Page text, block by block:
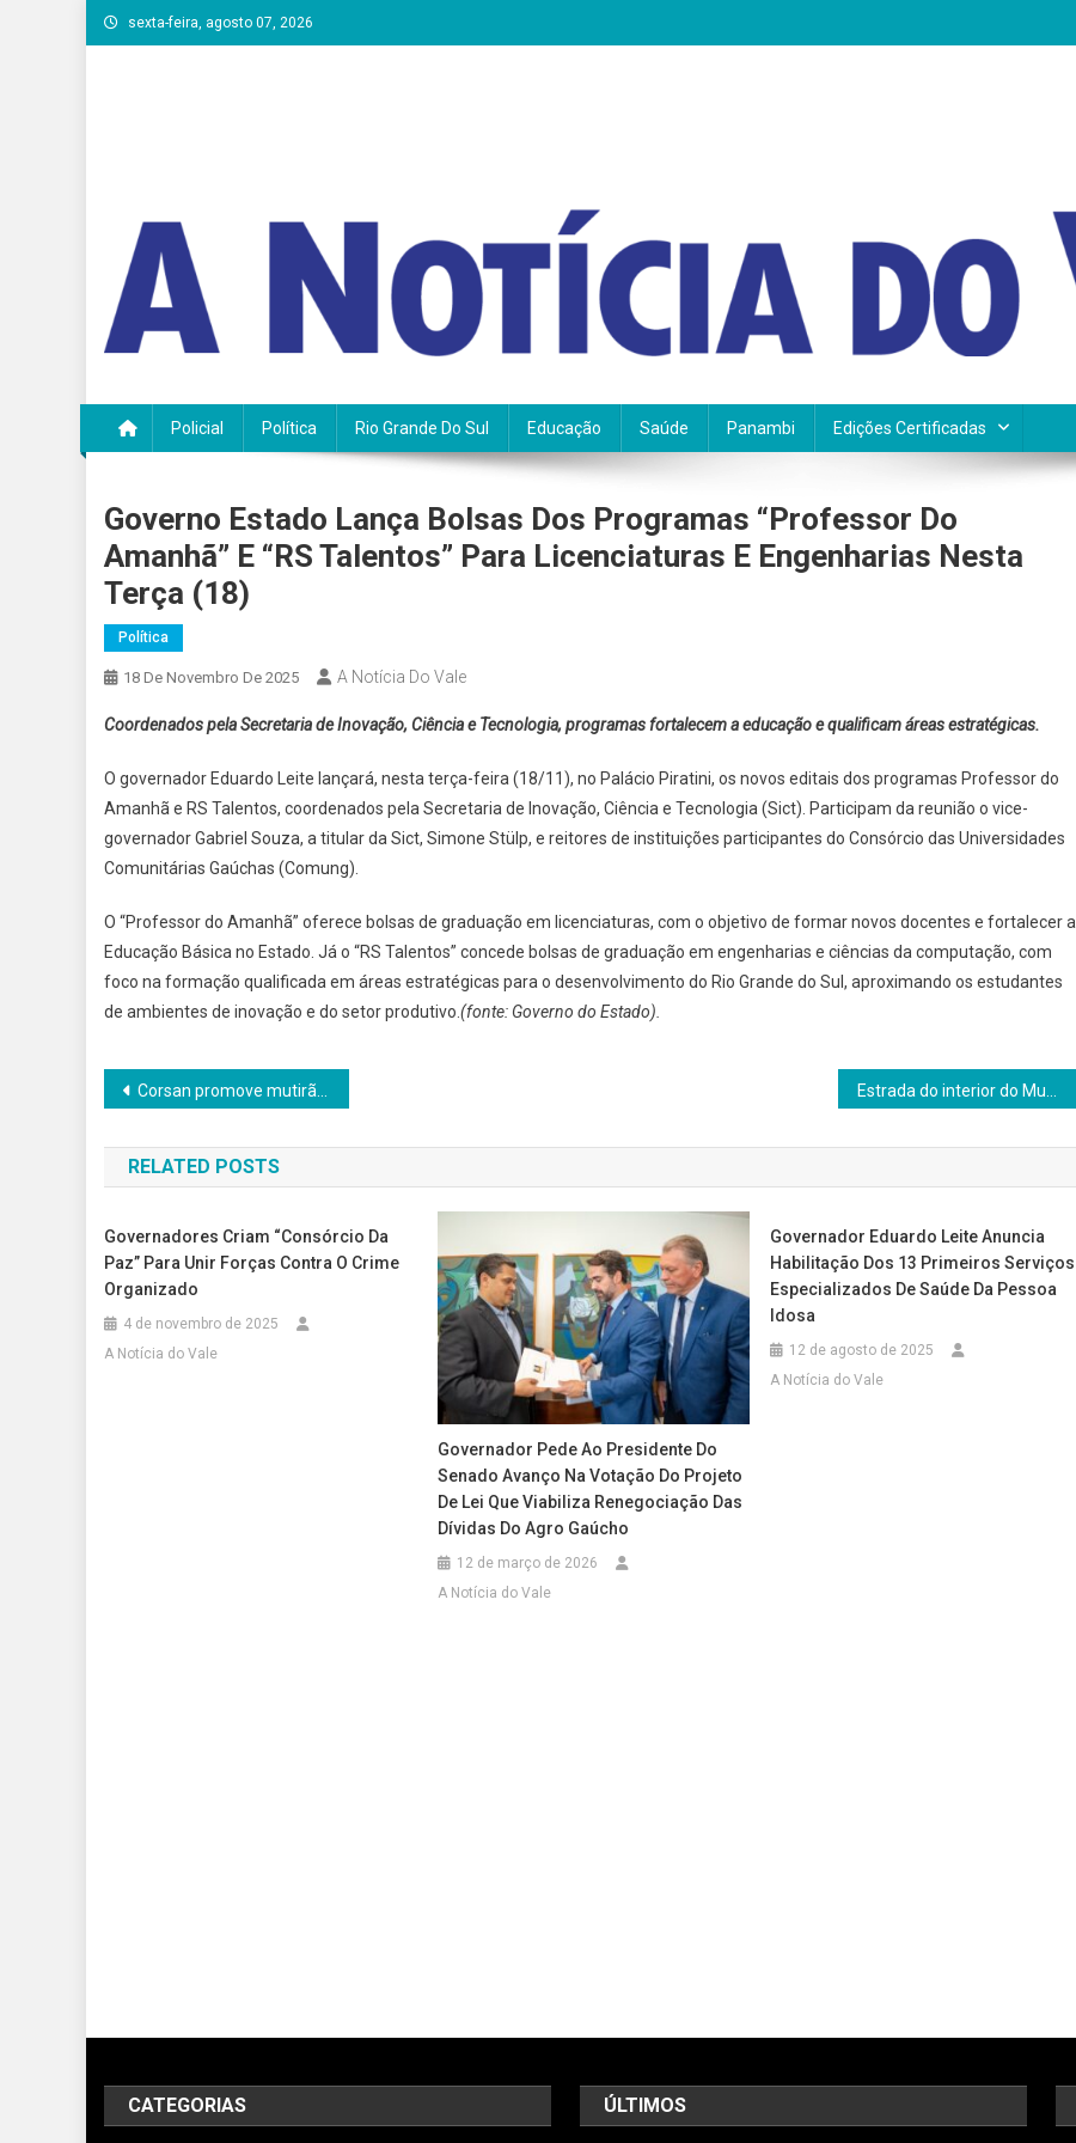
Skip
to
sexta-feira, agosto 07, 2026
Policial Política Rio Grande Do Sul Educação Saúde Panambi Edições Certificadas
Governo Estado Lança Bolsas Dos Programas “Professor Do
Amanhã” E “RS Talentos” Para Licenciaturas E Engenharias Nesta
Terça (18)
Política
18 De Novembro De 2025 A Notícia Do Vale
Coordenados pela Secretaria de Inovação, Ciência e Tecnologia, programas fortalecem a educação e qualificam áreas estratégicas.
O governador Eduardo Leite lançará, nesta terça-feira (18/11), no Palácio Piratini, os novos editais dos programas Professor do
Amanhã e RS Talentos, coordenados pela Secretaria de Inovação, Ciência e Tecnologia (Sict). Participam da reunião o vice-
governador Gabriel Souza, a titular da Sict, Simone Stülp, e reitores de instituições participantes do Consórcio das Universidades
Comunitárias Gaúchas (Comung).
O “Professor do Amanhã” oferece bolsas de graduação em licenciaturas, com o objetivo de formar novos docentes e fortalecer a
Educação Básica no Estado. Já o “RS Talentos” concede bolsas de graduação em engenharias e ciências da computação, com
foco na formação qualificada em áreas estratégicas para o desenvolvimento do Rio Grande do Sul, aproximando os estudantes
de ambientes de inovação e do setor produtivo. (fonte: Governo do Estado).
Navegação
de
Post
Corsan promove mutirão de atendimento ao consumidor na próxima terça-feira
RELATED POSTS
Governadores Criam “Consórcio Da
Paz” Para Unir Forças Contra O Crime
Organizado
4 de novembro de 2025
A Notícia do Vale
Governador Pede Ao Presidente Do
Senado Avanço Na Votação Do Projeto
De Lei Que Viabiliza Renegociação Das
Dívidas Do Agro Gaúcho
12 de março de 2026
A Notícia do Vale
Governador Eduardo Leite Anuncia
Habilitação Dos 13 Primeiros Serviços
Especializados De Saúde Da Pessoa
Idosa
12 de agosto de 2025
A Notícia do Vale
CATEGORIAS ÚLTIMOS